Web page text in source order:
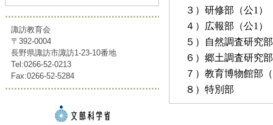
諏訪教育会
〒392-0004
長野県諏訪市諏訪1-23-10番地
Tel:0266-52-0213
Fax:0266-52-5284
３）研修部（公1 ）
４）広報部（公1 ）
５）自然調査研究
６）郷土調査研究部
７）教育博物館部
８）特別部